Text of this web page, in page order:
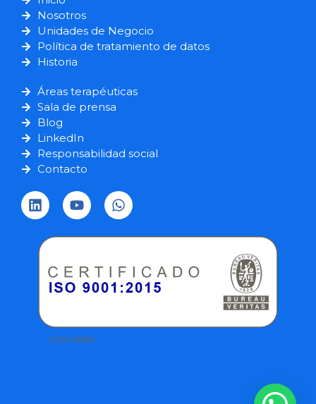
Nosotros
Unidades de Negocio
Política de tratamiento de datos
Historia
Áreas terapéuticas
Sala de prensa
Blog
LinkedIn
Responsabilidad social
Contacto